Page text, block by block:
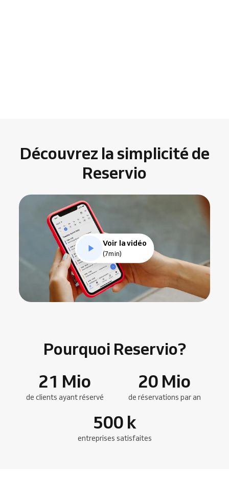
Découvrez la simplicité de
Reservio
Voir la vidéo
(7min)
Pourquoi Reservio?
21 Mio
de clients ayant réservé
20 Mio
de réservations par an
500 k
entreprises satisfaites